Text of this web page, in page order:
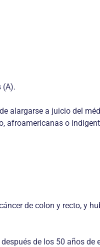
(A).
alargarse a juicio del
o
de colon y recto, y
de los 50 años